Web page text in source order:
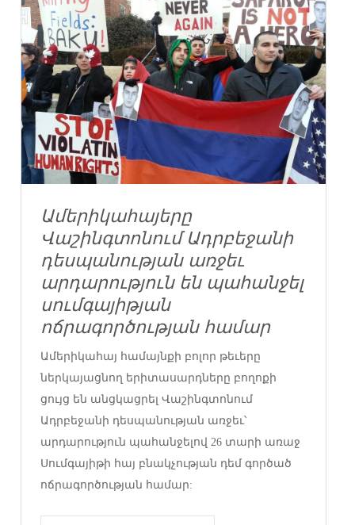
Ամերիկահայերը
Վաշինգտոնում Ադրբեջանի
դեսպանության առջեւ
արդարություն են պահանջել
սումգայիթյան
ոճրագործության համար
Ամերիկահայ համայնքի բոլոր թեւերը
ներկայացնող երիտասարդները բողոքի
ցույց են անցկացրել Վաշինգտոնում
Ադրբեջանի դեսպանության առջեւ՝
արդարություն պահանջելով 26 տարի առաջ
Սումգայիթի հայ բնակչության դեմ գործած
ոճրագործության համար: